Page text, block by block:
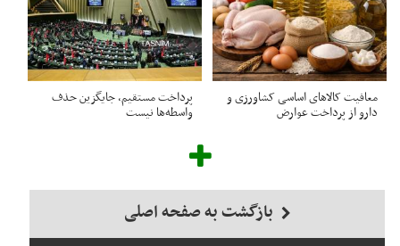
معافیت کالاهای اساسی کشاورزی و
دارو از پرداخت عوارض
پرداخت مستقیم، جایگزین حذف
واسطه‌ها نیست
بازگشت به صفحه اصلی